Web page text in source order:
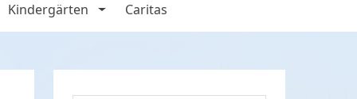
Kindergärten Caritas